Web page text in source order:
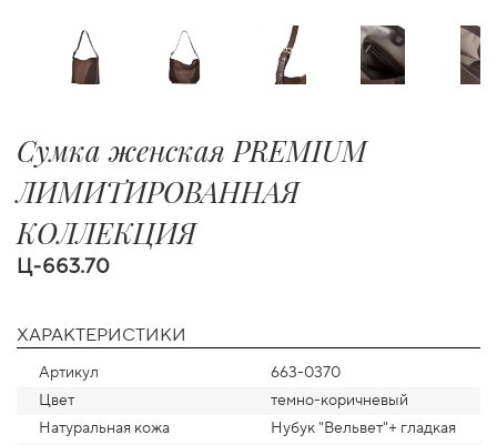
Сумка женская PREMIUM
ЛИМИТИРОВАННАЯ
КОЛЛЕКЦИЯ
Ц-663.70
ХАРАКТЕРИСТИКИ
Артикул
663-0370
Цвет
темно-коричневый
Натуральная кожа
Нубук "Вельвет"+ гладкая